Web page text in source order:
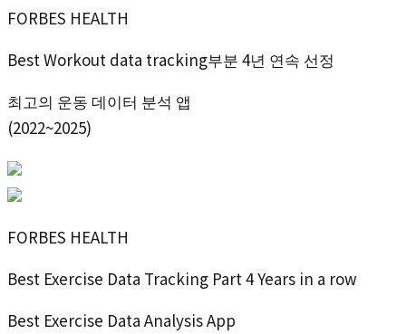
FORBES HEALTH
Best Workout data tracking부분 4년 연속 선정
최고의 운동 데이터 분석 앱
(2022~2025)
FORBES HEALTH
Best Exercise Data Tracking Part 4 Years in a row
Best Exercise Data Analysis App